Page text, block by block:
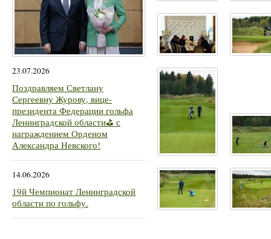
23.07.2026
Поздравляем Светлану
Сергеевну Журову, вице-
президента Федерации гольфа
Ленинградской области⛳ с
награждением Орденом
Александра Невского!
14.06.2026
19й Чемпионат Ленинградской
области по гольфу.